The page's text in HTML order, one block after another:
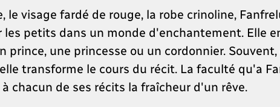
le visage fardé de rouge, la robe crinoline,
petits dans un monde d'enchantement. Elle
prince, une princesse ou un cordonnier.
transforme le cours du récit. La faculté qu'a
chacun de ses récits la fraîcheur d'un rêve.